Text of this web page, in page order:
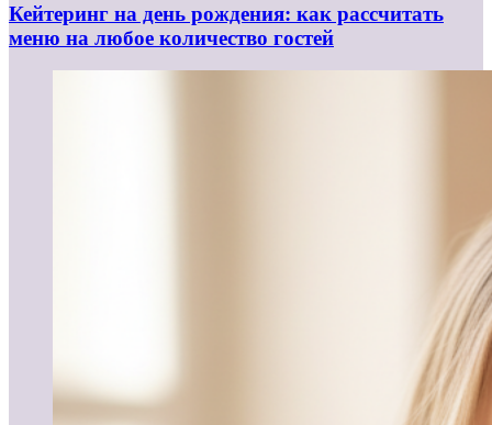
Кейтеринг на день рождения: как рассчитать
меню на любое количество гостей